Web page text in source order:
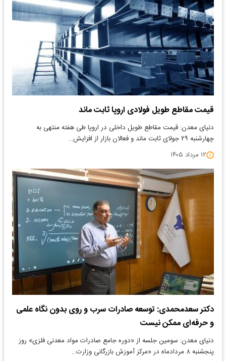
قیمت مقاطع طویل فولادی اروپا ثابت ماند
دنیای معدن: قیمت مقاطع طویل داخلی در اروپا طی هفته منتهی به
چهارشنبه ۲۹ جولای ثابت ماند و فعالان بازار از افزایش…
۱۲ مرداد ۱۴۰۵
دکتر سعدمحمدی: توسعه صادرات سرب و روی بدون نگاه علمی
و حرفه‌ای ممکن نیست
​دنیای معدن: سومین جلسه از «دوره جامع صادرات مواد معدنی فلزی» روز
پنجشنبه ۸ مردادماه در «مرکز آموزش بازرگانی وزارت…